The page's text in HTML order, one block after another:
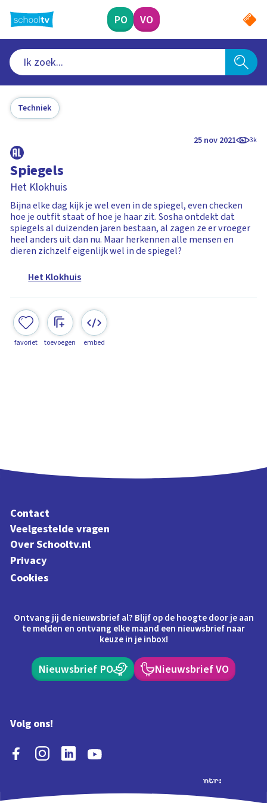
naar
hoofdinhoud
PO VO
Techniek
25 nov 2021 3k
Spiegels
Het Klokhuis
Bijna elke dag kijk je wel even in de spiegel, even checken
hoe je outfit staat of hoe je haar zit. Sosha ontdekt dat
spiegels al duizenden jaren bestaan, al zagen ze er vroeger
heel anders uit dan nu. Maar herkennen alle mensen en
dieren zichzelf eigenlijk wel in de spiegel?
Het Klokhuis
favoriet toevoegen embed
Contact
Veelgestelde vragen
Over Schooltv.nl
Privacy
Cookies
Ontvang jij de nieuwsbrief al? Blijf op de hoogte door je aan
te melden en ontvang elke maand een nieuwsbrief naar
keuze in je inbox!
Nieuwsbrief PO Nieuwsbrief VO
Volg ons!